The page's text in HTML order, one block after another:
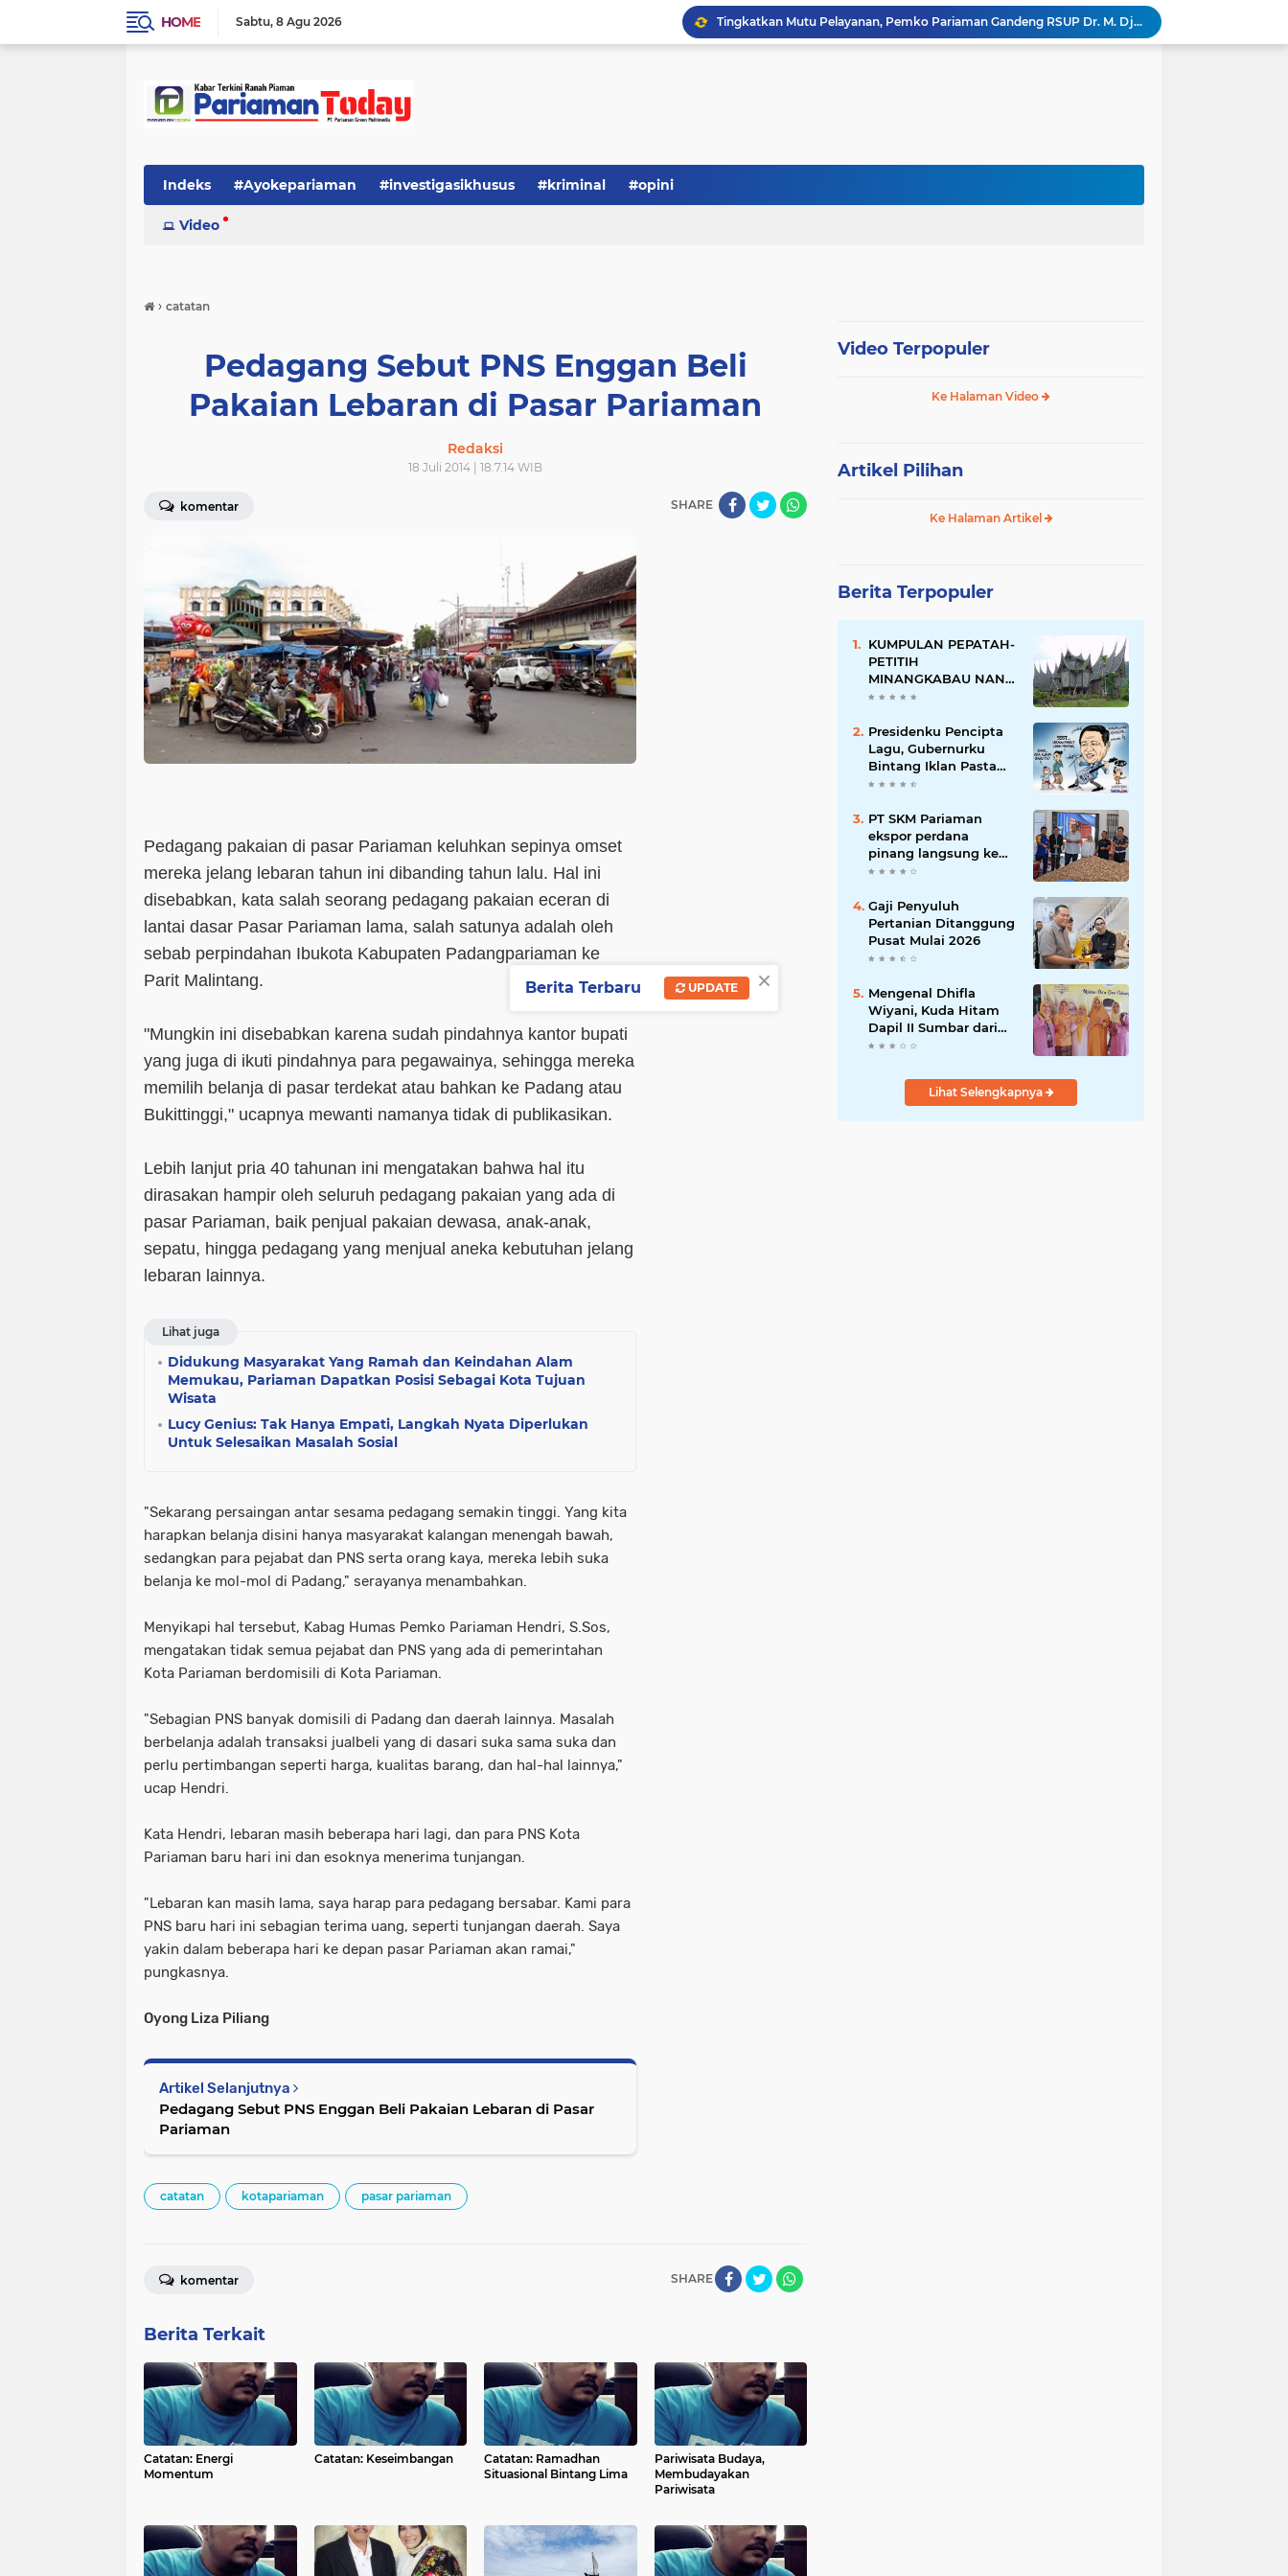
HOME Sabtu 8 Agu 2026
Tingkatkan Mutu Pelayanan, Pemko Pariaman Gandeng RSUP Dr. M. Djamil Padang
Serba-serbi: Tokoh Publik, Citra Publik
Pisah Sambut Kapolres, Yota Balad Tekankan Pentingnya Sinergi Jaga Kondusivitas Daerah
Indeks #Ayokepariaman #investigasikhusus #kriminal #opini
Video
› catatan
Pedagang Sebut PNS Enggan Beli
Pakaian Lebaran di Pasar Pariaman
Redaksi
18 Juli 2014 | 18.7.14 WIB
komentar SHARE
Pedagang pakaian di pasar Pariaman keluhkan sepinya omset
mereka jelang lebaran tahun ini dibanding tahun lalu. Hal ini
disebabkan, kata salah seorang pedagang pakaian eceran di
lantai dasar Pasar Pariaman lama, salah satunya adalah oleh
sebab perpindahan Ibukota Kabupaten Padangpariaman ke
Parit Malintang.
"Mungkin ini disebabkan karena sudah pindahnya kantor bupati
yang juga di ikuti pindahnya para pegawainya, sehingga mereka
memilih belanja di pasar terdekat atau bahkan ke Padang atau
Bukittinggi," ucapnya mewanti namanya tidak di publikasikan.
Lebih lanjut pria 40 tahunan ini mengatakan bahwa hal itu
dirasakan hampir oleh seluruh pedagang pakaian yang ada di
pasar Pariaman, baik penjual pakaian dewasa, anak-anak,
sepatu, hingga pedagang yang menjual aneka kebutuhan jelang
lebaran lainnya.
Lihat juga
Didukung Masyarakat Yang Ramah dan Keindahan Alam
Memukau, Pariaman Dapatkan Posisi Sebagai Kota Tujuan
Wisata
Lucy Genius: Tak Hanya Empati, Langkah Nyata Diperlukan
Untuk Selesaikan Masalah Sosial
"Sekarang persaingan antar sesama pedagang semakin tinggi. Yang kita
harapkan belanja disini hanya masyarakat kalangan menengah bawah,
sedangkan para pejabat dan PNS serta orang kaya, mereka lebih suka
belanja ke mol-mol di Padang," serayanya menambahkan.
Menyikapi hal tersebut, Kabag Humas Pemko Pariaman Hendri, S.Sos,
mengatakan tidak semua pejabat dan PNS yang ada di pemerintahan
Kota Pariaman berdomisili di Kota Pariaman.
"Sebagian PNS banyak domisili di Padang dan daerah lainnya. Masalah
berbelanja adalah transaksi jualbeli yang di dasari suka sama suka dan
perlu pertimbangan seperti harga, kualitas barang, dan hal-hal lainnya,"
ucap Hendri.
Kata Hendri, lebaran masih beberapa hari lagi, dan para PNS Kota
Pariaman baru hari ini dan esoknya menerima tunjangan.
"Lebaran kan masih lama, saya harap para pedagang bersabar. Kami para
PNS baru hari ini sebagian terima uang, seperti tunjangan daerah. Saya
yakin dalam beberapa hari ke depan pasar Pariaman akan ramai,"
pungkasnya.
Oyong Liza Piliang
Artikel Selanjutnya
Pedagang Sebut PNS Enggan Beli Pakaian Lebaran di Pasar
Pariaman
catatan kotapariaman pasar pariaman
SHARE
komentar
Berita Terkait
Catatan: Energi
Momentum
Catatan: Keseimbangan
Catatan: Ramadhan
Situasional Bintang Lima
Pariwisata Budaya,
Membudayakan
Pariwisata
Video Terpopuler
Ke Halaman Video
Artikel Pilihan
Ke Halaman Artikel
Berita Terpopuler
KUMPULAN PEPATAH-
PETITIH
MINANGKABAU NAN
ELOK
Presidenku Pencipta
Lagu, Gubernurku
Bintang Iklan Pasta
Gigi
PT SKM Pariaman
ekspor perdana
pinang langsung ke
India
Gaji Penyuluh
Pertanian Ditanggung
Pusat Mulai 2026
Mengenal Dhifla
Wiyani, Kuda Hitam
Dapil II Sumbar dari
Golkar
Lihat Selengkapnya
×
Berita Terbaru UPDATE